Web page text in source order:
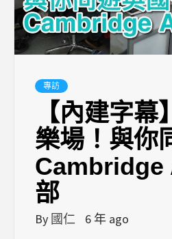
專訪
【內建字幕
樂場！與你
Cambridge
部
By 國仁 6 年 ago